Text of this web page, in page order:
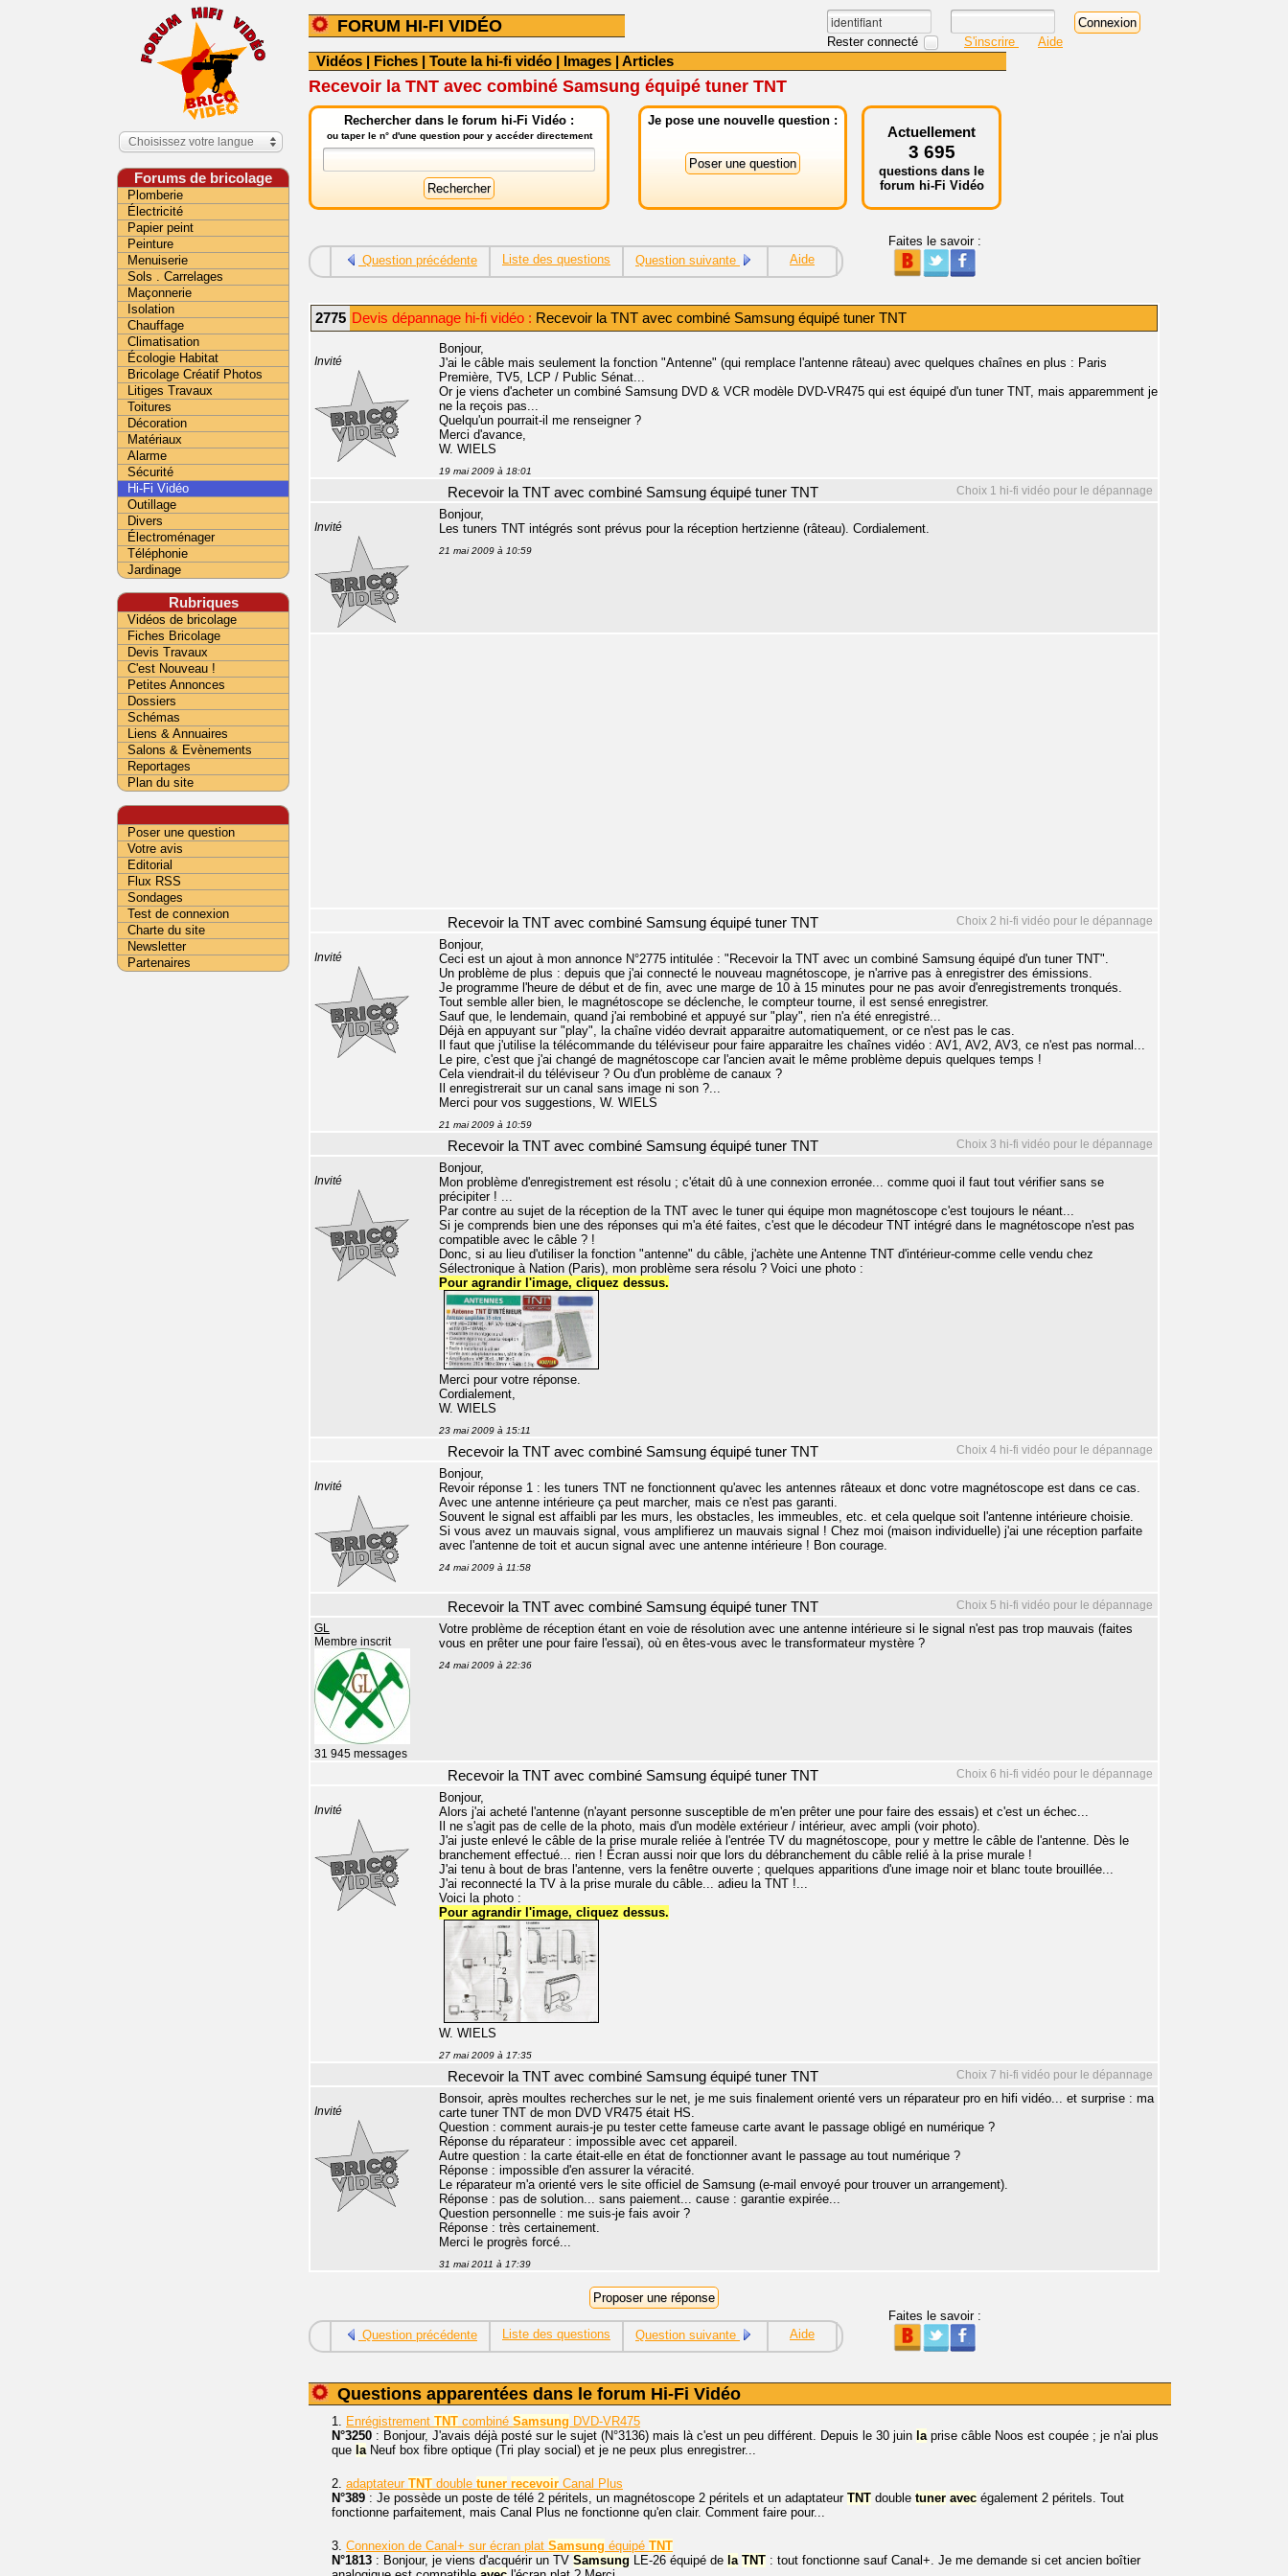
FORUM HI-FI VIDÉO
Rester connecté S'inscrire Aide
Vidéos | Fiches | Toute la hi-fi vidéo | Images | Articles
Recevoir la TNT avec combiné Samsung équipé tuner TNT
Rechercher dans le forum hi-Fi Vidéo :
ou taper le n° d'une question pour y accéder directement
Je pose une nouvelle question :
Actuellement
3 695
questions dans le
forum hi-Fi Vidéo
Question précédente Liste des questions Question suivante Aide
Faites le savoir :
2775 Devis dépannage hi-fi vidéo : Recevoir la TNT avec combiné Samsung équipé tuner TNT
Invité
Bonjour,
J'ai le câble mais seulement la fonction "Antenne" (qui remplace l'antenne râteau) avec quelques chaînes en plus : Paris
Première, TV5, LCP / Public Sénat...
Or je viens d'acheter un combiné Samsung DVD & VCR modèle DVD-VR475 qui est équipé d'un tuner TNT, mais apparemment je
ne la reçois pas...
Quelqu'un pourrait-il me renseigner ?
Merci d'avance,
W. WIELS
19 mai 2009 à 18:01
Choix 1 hi-fi vidéo pour le dépannage
Recevoir la TNT avec combiné Samsung équipé tuner TNT
Invité
Bonjour,
Les tuners TNT intégrés sont prévus pour la réception hertzienne (râteau). Cordialement.
21 mai 2009 à 10:59
Choix 2 hi-fi vidéo pour le dépannage
Recevoir la TNT avec combiné Samsung équipé tuner TNT
Invité
Bonjour,
Ceci est un ajout à mon annonce N°2775 intitulée : "Recevoir la TNT avec un combiné Samsung équipé d'un tuner TNT".
Un problème de plus : depuis que j'ai connecté le nouveau magnétoscope, je n'arrive pas à enregistrer des émissions.
Je programme l'heure de début et de fin, avec une marge de 10 à 15 minutes pour ne pas avoir d'enregistrements tronqués.
Tout semble aller bien, le magnétoscope se déclenche, le compteur tourne, il est sensé enregistrer.
Sauf que, le lendemain, quand j'ai rembobiné et appuyé sur "play", rien n'a été enregistré...
Déjà en appuyant sur "play", la chaîne vidéo devrait apparaitre automatiquement, or ce n'est pas le cas.
Il faut que j'utilise la télécommande du téléviseur pour faire apparaitre les chaînes vidéo : AV1, AV2, AV3, ce n'est pas normal...
Le pire, c'est que j'ai changé de magnétoscope car l'ancien avait le même problème depuis quelques temps !
Cela viendrait-il du téléviseur ? Ou d'un problème de canaux ?
Il enregistrerait sur un canal sans image ni son ?...
Merci pour vos suggestions, W. WIELS
21 mai 2009 à 10:59
Choix 3 hi-fi vidéo pour le dépannage
Recevoir la TNT avec combiné Samsung équipé tuner TNT
Invité
Bonjour,
Mon problème d'enregistrement est résolu ; c'était dû à une connexion erronée... comme quoi il faut tout vérifier sans se
précipiter ! ...
Par contre au sujet de la réception de la TNT avec le tuner qui équipe mon magnétoscope c'est toujours le néant...
Si je comprends bien une des réponses qui m'a été faites, c'est que le décodeur TNT intégré dans le magnétoscope n'est pas
compatible avec le câble ? !
Donc, si au lieu d'utiliser la fonction "antenne" du câble, j'achète une Antenne TNT d'intérieur-comme celle vendu chez
Sélectronique à Nation (Paris), mon problème sera résolu ? Voici une photo :
Pour agrandir l'image, cliquez dessus.
Merci pour votre réponse.
Cordialement,
W. WIELS
23 mai 2009 à 15:11
Choix 4 hi-fi vidéo pour le dépannage
Recevoir la TNT avec combiné Samsung équipé tuner TNT
Invité
Bonjour,
Revoir réponse 1 : les tuners TNT ne fonctionnent qu'avec les antennes râteaux et donc votre magnétoscope est dans ce cas.
Avec une antenne intérieure ça peut marcher, mais ce n'est pas garanti.
Souvent le signal est affaibli par les murs, les obstacles, les immeubles, etc. et cela quelque soit l'antenne intérieure choisie.
Si vous avez un mauvais signal, vous amplifierez un mauvais signal ! Chez moi (maison individuelle) j'ai une réception parfaite
avec l'antenne de toit et aucun signal avec une antenne intérieure ! Bon courage.
24 mai 2009 à 11:58
Choix 5 hi-fi vidéo pour le dépannage
Recevoir la TNT avec combiné Samsung équipé tuner TNT
GL
Membre inscrit
31 945 messages
Votre problème de réception étant en voie de résolution avec une antenne intérieure si le signal n'est pas trop mauvais (faites
vous en prêter une pour faire l'essai), où en êtes-vous avec le transformateur mystère ?
24 mai 2009 à 22:36
Choix 6 hi-fi vidéo pour le dépannage
Recevoir la TNT avec combiné Samsung équipé tuner TNT
Invité
Bonjour,
Alors j'ai acheté l'antenne (n'ayant personne susceptible de m'en prêter une pour faire des essais) et c'est un échec...
Il ne s'agit pas de celle de la photo, mais d'un modèle extérieur / intérieur, avec ampli (voir photo).
J'ai juste enlevé le câble de la prise murale reliée à l'entrée TV du magnétoscope, pour y mettre le câble de l'antenne. Dès le
branchement effectué... rien ! Écran aussi noir que lors du débranchement du câble relié à la prise murale !
J'ai tenu à bout de bras l'antenne, vers la fenêtre ouverte ; quelques apparitions d'une image noir et blanc toute brouillée...
J'ai reconnecté la TV à la prise murale du câble... adieu la TNT !...
Voici la photo :
Pour agrandir l'image, cliquez dessus.
W. WIELS
27 mai 2009 à 17:35
Choix 7 hi-fi vidéo pour le dépannage
Recevoir la TNT avec combiné Samsung équipé tuner TNT
Invité
Bonsoir, après moultes recherches sur le net, je me suis finalement orienté vers un réparateur pro en hifi vidéo... et surprise : ma
carte tuner TNT de mon DVD VR475 était HS.
Question : comment aurais-je pu tester cette fameuse carte avant le passage obligé en numérique ?
Réponse du réparateur : impossible avec cet appareil.
Autre question : la carte était-elle en état de fonctionner avant le passage au tout numérique ?
Réponse : impossible d'en assurer la véracité.
Le réparateur m'a orienté vers le site officiel de Samsung (e-mail envoyé pour trouver un arrangement).
Réponse : pas de solution... sans paiement... cause : garantie expirée...
Question personnelle : me suis-je fais avoir ?
Réponse : très certainement.
Merci le progrès forcé...
31 mai 2011 à 17:39
Question précédente Liste des questions Question suivante Aide
Faites le savoir :
Questions apparentées dans le forum Hi-Fi Vidéo
1. Enrégistrement TNT combiné Samsung DVD-VR475
N°3250 : Bonjour, J'avais déjà posté sur le sujet (N°3136) mais là c'est un peu différent. Depuis le 30 juin laprise câble Noos est coupée ; je n'ai plus
que laNeuf box fibre optique (Tri play social) et je ne peux plus enregistrer...
2. adaptateur TNT double tuner recevoir Canal Plus
N°389 : Je possède un poste de télé 2 péritels, un magnétoscope 2 péritels et un adaptateur TNT double tuner avec également 2 péritels. Tout
fonctionne parfaitement, mais Canal Plus ne fonctionne qu'en clair. Comment faire pour...
3. Connexion de Canal+ sur écran plat Samsung équipé TNT
N°1813 : Bonjour, je viens d'acquérir un TV Samsung LE-26 équipé de la TNT : tout fonctionne sauf Canal+. Je me demande si cet ancien boîtier
Choisissez votre langue
Forums de bricolage
Plomberie
Électricité
Papier peint
Peinture
Menuiserie
Sols . Carrelages
Maçonnerie
Isolation
Chauffage
Climatisation
Écologie Habitat
Bricolage Créatif Photos
Litiges Travaux
Toitures
Décoration
Matériaux
Alarme
Sécurité
Hi-Fi Vidéo
Outillage
Divers
Électroménager
Téléphonie
Jardinage
Rubriques
Vidéos de bricolage
Fiches Bricolage
Devis Travaux
C'est Nouveau !
Petites Annonces
Dossiers
Schémas
Liens & Annuaires
Salons & Evènements
Reportages
Plan du site
Poser une question
Votre avis
Editorial
Flux RSS
Sondages
Test de connexion
Charte du site
Newsletter
Partenaires